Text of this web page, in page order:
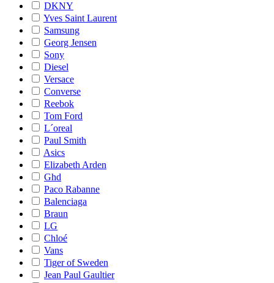
DKNY
Yves Saint Laurent
Samsung
Georg Jensen
Sony
Diesel
Versace
Converse
Reebok
Tom Ford
L´oreal
Paul Smith
Asics
Elizabeth Arden
Ghd
Paco Rabanne
Balenciaga
Braun
LG
Chloé
Vans
Tiger of Sweden
Jean Paul Gaultier